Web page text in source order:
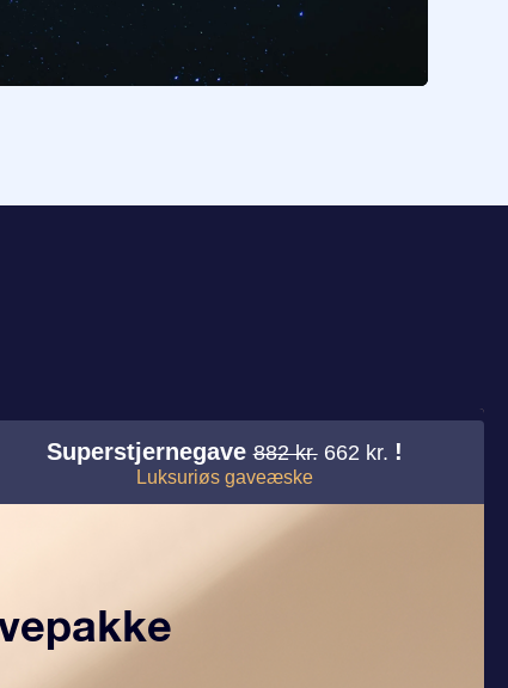
Superstjernegave882 kr. 662 kr. !
Luksuriøs gaveæske